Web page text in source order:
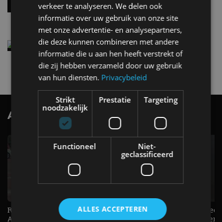
per 100 kilometer
Elektrische Geely E2 (tijdelijk) net zo goedkoop
als een Renault Twingo
4 aug
AutoRAI.nl TV SUBSCRIBE
Raad jij onze nieuwe duurtester? -
AutoRAI TV
De Renault Twingo heeft een
opvallende snelheidsmeter! -
verkeer te analyseren. We delen ook
informatie over uw gebruik van onze site
met onze advertentie- en analysepartners,
die deze kunnen combineren met andere
informatie die u aan hen heeft verstrekt of
die zij hebben verzameld door uw gebruik
van hun diensten. Privacybeleid
Strikt
noodzakelijk
Prestatie Targeting
Functioneel
Niet-
geclassificeerd
ALLES ACCEPTEREN